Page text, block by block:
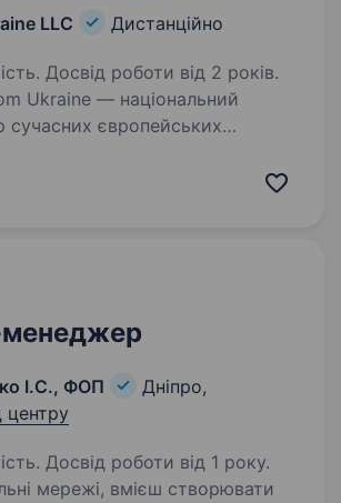
LLC Дистанційно
Досвід роботи від 2 років.
Ukraine — національний
сучасних європейських
українському ринку. У зв’язку
менеджер
І.С., ФОП
Дніпро,
центру
Досвід роботи від 1 року.
мережі, вмієш створювати